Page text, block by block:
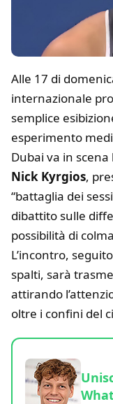
Alle 17 di
internazionale
semplice
esperimento
Dubai va in
Nick Kyrgios,
“battaglia dei
dibattito sulle
possibilità di
L’incontro,
spalti, sarà
attirando
oltre i confini del